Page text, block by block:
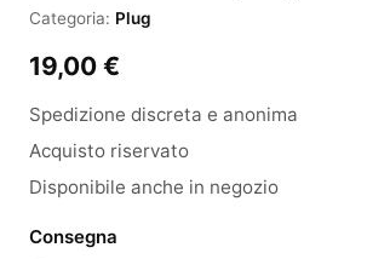
Categoria: Plug
19,00 €
Spedizione discreta e anonima
Acquisto riservato
Disponibile anche in negozio
Consegna